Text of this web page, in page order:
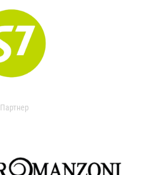
Партнер